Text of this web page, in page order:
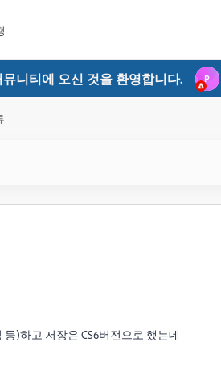
니티에 오신 것을 환영합니다. P
)하고 저장은 CS6버전으로 했는데